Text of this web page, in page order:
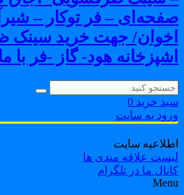
– فر توکار –
جهت خرید سینک
هود- گاز -فر با
خرید 0
به سایت
سایت
علاقه مندی ها
ما در تلگرام